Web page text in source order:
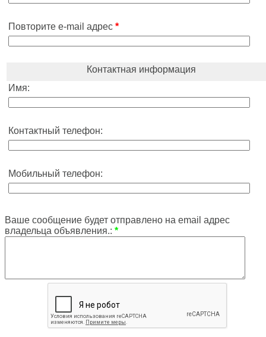
Повторите e-mail адрес *
Контактная информация
Имя:
Контактный телефон:
Мобильный телефон:
Ваше сообщение будет отправлено на email адрес
владельца объявления.: *